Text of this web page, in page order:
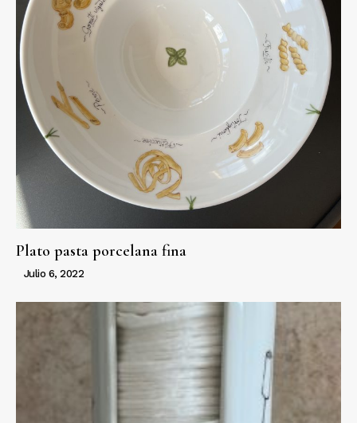
Plato pasta porcelana fina
Julio 6, 2022